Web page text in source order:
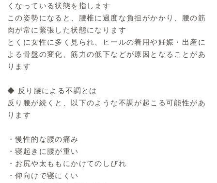
くなっている状態を指します
この姿勢になると、腰椎に過度な負担がかかり、腰の筋
肉が常に緊張した状態になります
とくに女性に多く見られ、ヒールの着用や妊娠・出産に
よる骨盤の変化、筋力の低下などが原因となることがあ
ります
◆ 反り腰による不調とは
反り腰が続くと、以下のような不調が起こる可能性があ
ります
・慢性的な腰の痛み
・寝起きに腰が重い
・お尻や太ももにかけてのしびれ
・仰向けで寝にくい